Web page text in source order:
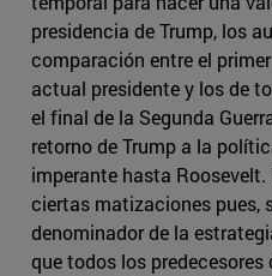
presidencia de Trump, los
comparación entre el
actual presidente y los de
el final de la Segunda
retorno de Trump a la
imperante hasta
ciertas matizaciones pues,
denominador de la
que todos los